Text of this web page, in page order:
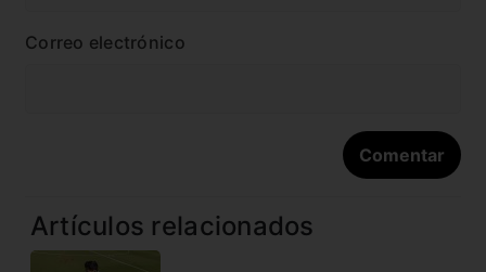
Correo electrónico
Artículos relacionados